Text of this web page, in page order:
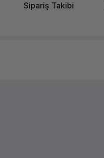
Sipariş Takibi